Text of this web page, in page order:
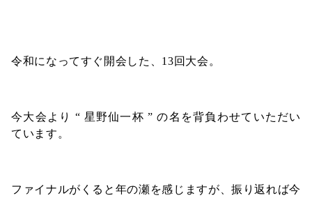
令和になってすぐ開会した、13回大会。
今大会より “ 星野仙一杯 ” の名を背負わせていただい
ています。
ファイナルがくると年の瀬を感じますが、振り返れば今